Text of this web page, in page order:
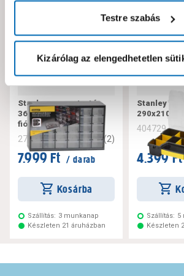
Testre szabás
Kizárólag az elengedhetetlen
Stanley csavartartó
36,5x21x15,5 cm 30
fiókos
276745 5 (2)
7.999 Ft / darab
Kosárba
Szállítás: 3 munkanap
Készleten 21 áruházban
Stanley
404729
4.399 Ft
Szállítás: 5
Készleten